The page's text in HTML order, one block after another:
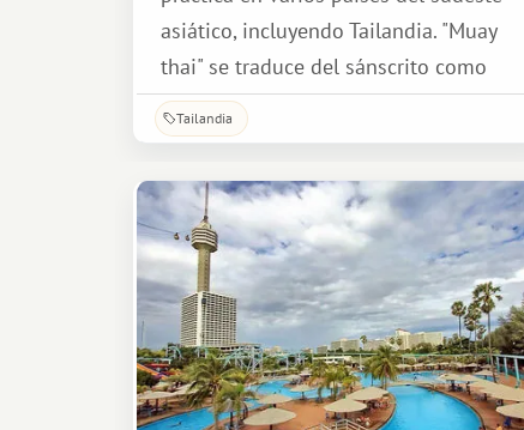
asiático, incluyendo Tailandia. "Muay
thai" se traduce del sánscrito como
"lucha libre" o "combate libre", aunque
la definición más común es "boxeo
tailandés". También existe otro término
menos común.
Tailandia